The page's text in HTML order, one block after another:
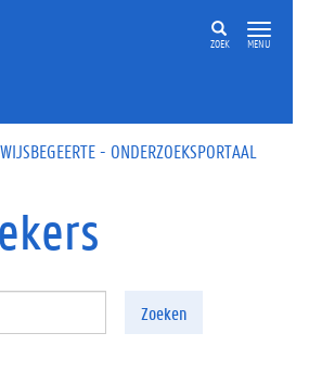
ZOEK MENU
- ONDERZOEKSPORTAAL
Zoeken